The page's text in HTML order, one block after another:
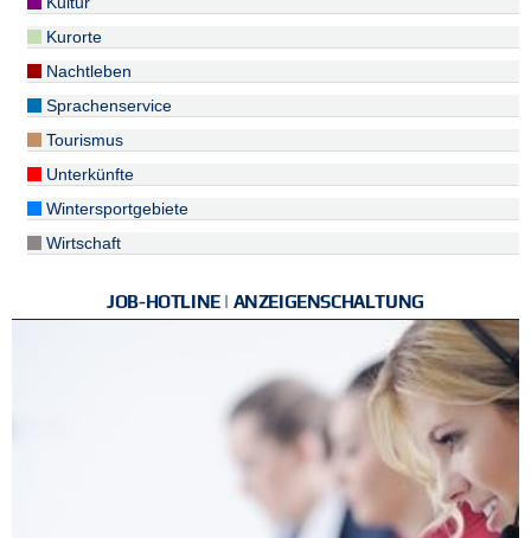
Kurorte
Nachtleben
Sprachenservice
Tourismus
Unterkünfte
Wintersportgebiete
Wirtschaft
JOB-HOTLINE | ANZEIGENSCHALTUNG